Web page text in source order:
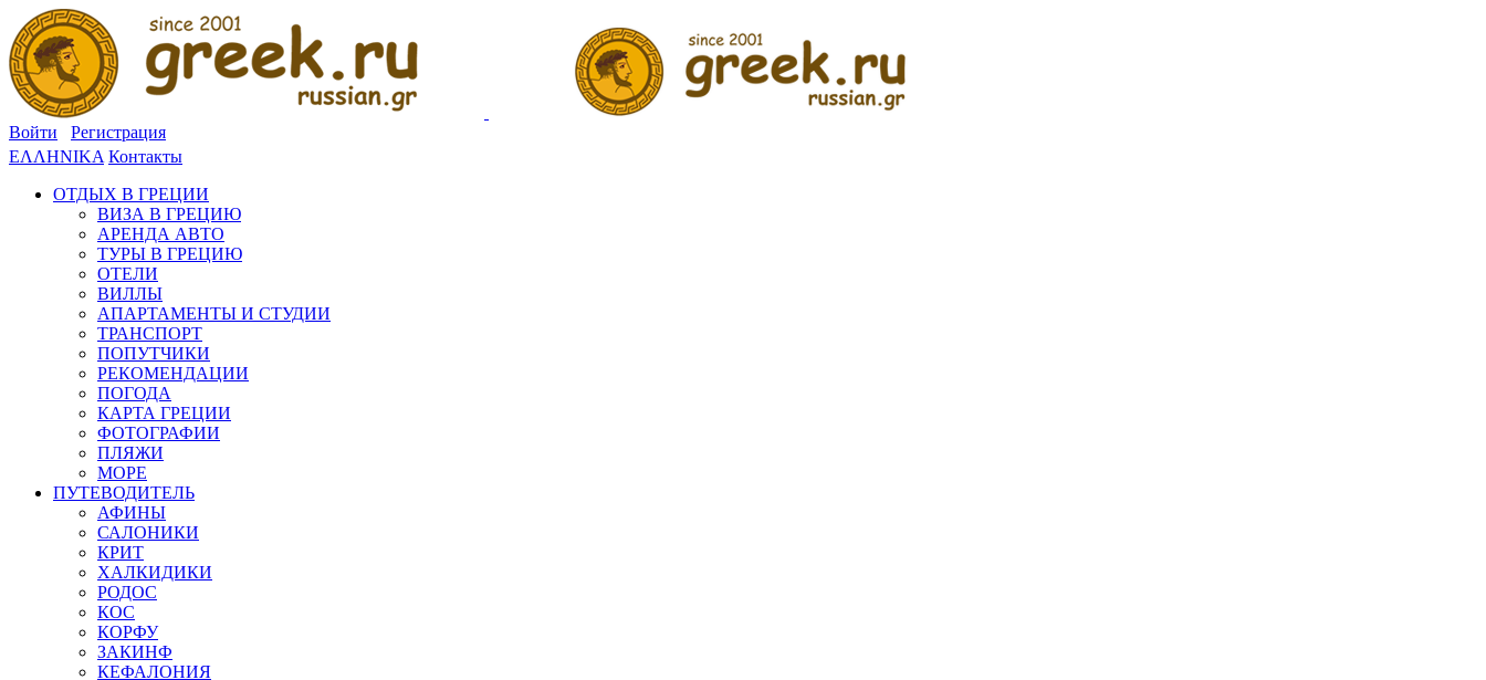
Войти
Регистрация
ΕΛΛΗΝΙΚΑ Контакты
ОТДЫХ В ГРЕЦИИ
ВИЗА В ГРЕЦИЮ
АРЕНДА АВТО
ТУРЫ В ГРЕЦИЮ
ОТЕЛИ
ВИЛЛЫ
АПАРТАМЕНТЫ И СТУДИИ
ТРАНСПОРТ
ПОПУТЧИКИ
РЕКОМЕНДАЦИИ
ПОГОДА
КАРТА ГРЕЦИИ
ФОТОГРАФИИ
ПЛЯЖИ
МОРЕ
ПУТЕВОДИТЕЛЬ
АФИНЫ
САЛОНИКИ
КРИТ
ХАЛКИДИКИ
РОДОС
КОС
КОРФУ
ЗАКИНФ
КЕФАЛОНИЯ